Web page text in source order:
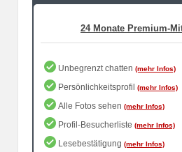
Unbegrenzt chatten
Persönlichkeitsprofil
Alle Fotos sehen
Profil-Besucherliste
Lesebestätigung